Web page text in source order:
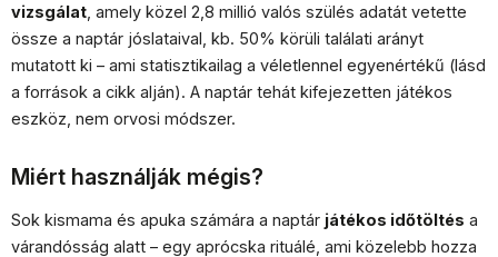
vizsgálat , amely közel 2,8 millió valós szülés adatát vetette
össze a naptár jóslataival, kb. 50% körüli találati arányt
mutatott ki – ami statisztikailag a véletlennel egyenértékű (lásd
a források a cikk alján). A naptár tehát kifejezetten játékos
eszköz, nem orvosi módszer.
Miért használják mégis?
Sok kismama és apuka számára a naptár játékos időtöltés a
várandósság alatt – egy aprócska rituálé, ami közelebb hozza